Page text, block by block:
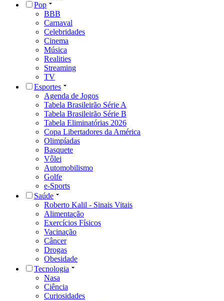
Pop
BBB
Carnaval
Celebridades
Cinema
Música
Realities
Streaming
TV
Esportes
Agenda de Jogos
Tabela Brasileirão Série A
Tabela Brasileirão Série B
Tabela Eliminatórias 2026
Copa Libertadores da América
Olimpíadas
Basquete
Vôlei
Automobilismo
Golfe
e-Sports
Saúde
Roberto Kalil - Sinais Vitais
Alimentação
Exercícios Físicos
Vacinação
Câncer
Drogas
Obesidade
Tecnologia
Nasa
Ciência
Curiosidades